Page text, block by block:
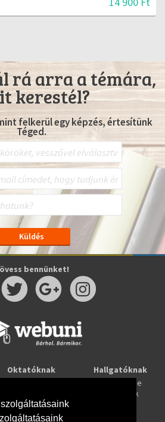
rá arra a témára,
kerestél?
felkerül egy képzés, értesítünk
Téged.
bennünket!
Oktatóknak
Webuni Stúdió
Hallgatóknak
Tanulj online
Képzések